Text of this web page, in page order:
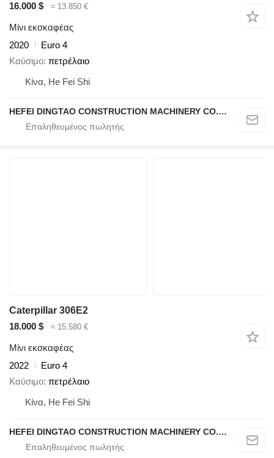
16.000 $
≈ 13.850 €
Μίνι εκσκαφέας
2020
Euro 4
Καύσιμο πετρέλαιο
Κίνα, He Fei Shi
HEFEI DINGTAO CONSTRUCTION MACHINERY CO., LIMITED
Caterpillar 306E2
18.000 $
≈ 15.580 €
Μίνι εκσκαφέας
2022
Euro 4
Καύσιμο πετρέλαιο
Κίνα, He Fei Shi
HEFEI DINGTAO CONSTRUCTION MACHINERY CO., LIMITED